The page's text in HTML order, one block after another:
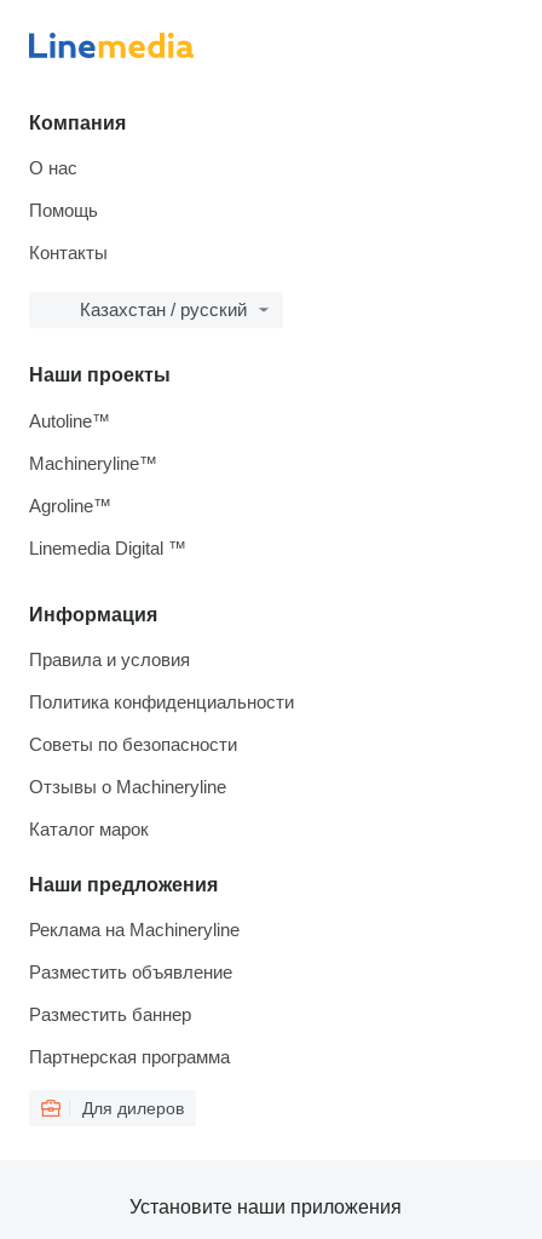
Компания
О нас
Помощь
Контакты
Казахстан / русский
Информация
Правила и условия
Политика конфиденциальности
Советы по безопасности
Отзывы о Machineryline
Каталог марок
Наши предложения
Реклама на Machineryline
Разместить объявление
Разместить баннер
Партнерская программа
Для дилеров
Наши проекты
Autoline™
Machineryline™
Agroline™
Linemedia Digital ™
Установите наши приложения